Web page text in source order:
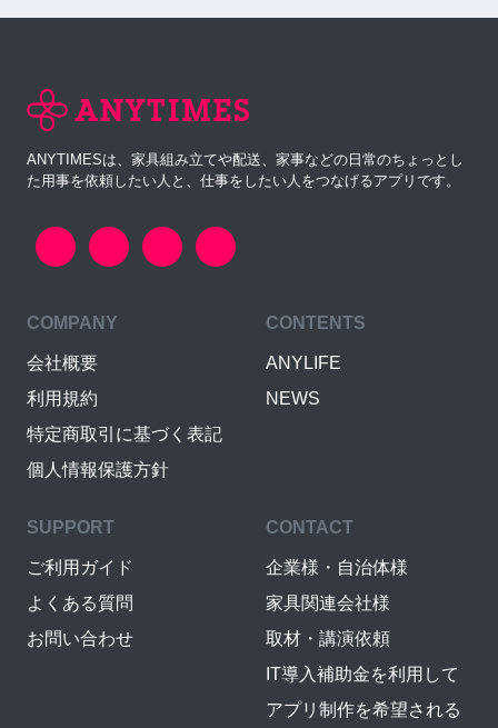
ANYTIMESは、家具組み立てや配送、家事などの日常のちょっとし
た用事を依頼したい人と、仕事をしたい人をつなげるアプリです。
COMPANY
会社概要
利用規約
特定商取引に基づく表記
個人情報保護方針
CONTENTS
ANYLIFE
NEWS
SUPPORT
ご利用ガイド
よくある質問
お問い合わせ
CONTACT
企業様・自治体様
家具関連会社様
取材・講演依頼
IT導入補助金を利用して
アプリ制作を希望される